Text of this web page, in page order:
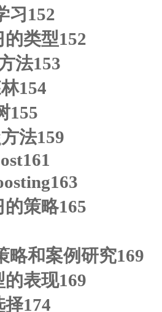
152
类型152
法153
154
155
法159
策略165
和案例研究169
表现169
174